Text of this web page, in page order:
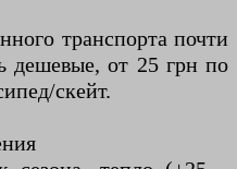
транспорта почти
дешевые, от 25 грн по
скейт.